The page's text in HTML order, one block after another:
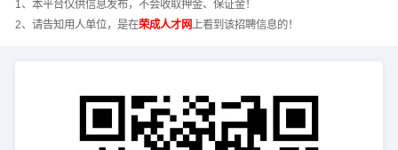
1、本平台仅供信息发布，不会收取押金、保证金！
2、请告知用人单位，是在荣成人才网 上看到该招聘信息的！